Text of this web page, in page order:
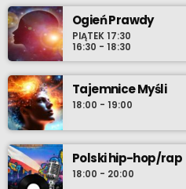
Ogień Prawdy
PIĄTEK 17:30
16:30 - 18:30
Tajemnice Myśli
18:00 - 19:00
Polski hip-hop/rap
18:00 - 20:00